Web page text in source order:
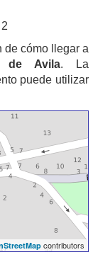
de cómo llegar a
de Avila. La
puede utilizar
contributors